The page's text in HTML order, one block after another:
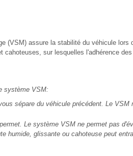
(VSM) assure la stabilité du véhicule lors
sur lesquelles l'adhérence
système VSM:
sépare du véhicule précédent. Le VSM
Le système VSM ne permet pas
humide, glissante ou cahoteuse peut